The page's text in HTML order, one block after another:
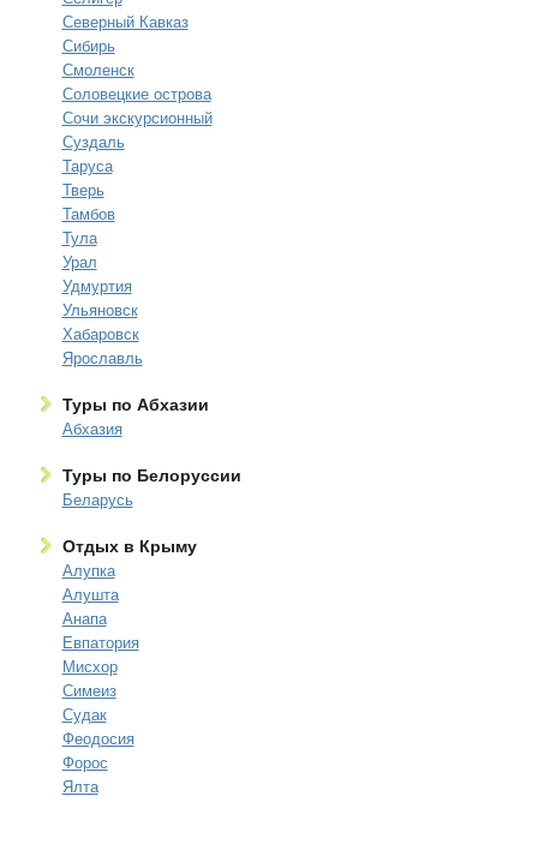
Северный Кавказ
Сибирь
Смоленск
Соловецкие острова
Сочи экскурсионный
Суздаль
Таруса
Тверь
Тамбов
Тула
Урал
Удмуртия
Ульяновск
Хабаровск
Ярославль
Туры по Абхазии
Абхазия
Туры по Белоруссии
Беларусь
Отдых в Крыму
Алупка
Алушта
Анапа
Евпатория
Мисхор
Симеиз
Судак
Феодосия
Форос
Ялта